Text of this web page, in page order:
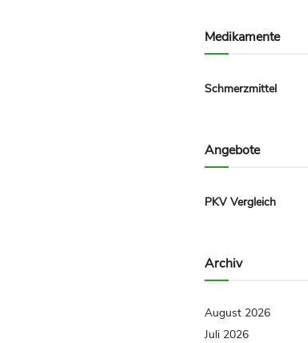
Medikamente
Schmerzmittel
Angebote
PKV Vergleich
Archiv
August 2026
Juli 2026